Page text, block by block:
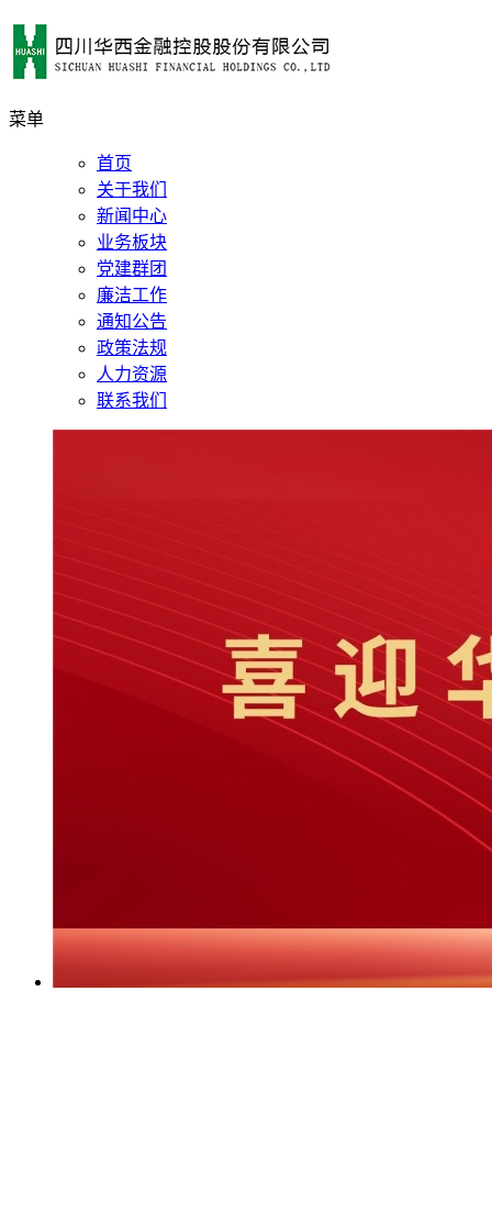
菜单
首页
关于我们
新闻中心
业务板块
党建群团
廉洁工作
通知公告
政策法规
人力资源
联系我们